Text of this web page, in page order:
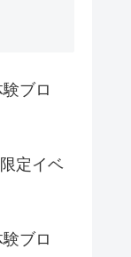
ブロ
定イベ
ブロ